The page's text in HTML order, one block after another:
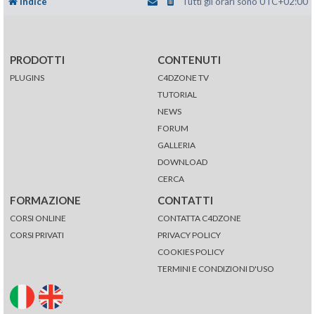
PRODOTTI
PLUGINS
CONTENUTI
C4DZONE TV
TUTORIAL
NEWS
FORUM
GALLERIA
DOWNLOAD
CERCA
FORMAZIONE
CORSI ONLINE
CORSI PRIVATI
CONTATTI
CONTATTA C4DZONE
PRIVACY POLICY
COOKIES POLICY
TERMINI E CONDIZIONI D'USO